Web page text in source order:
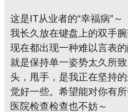
这是IT从业者的“幸福病”～
我长久放在键盘上的双手
现在都出现一种难以言表
就是保持单一姿势太久所
头，甩手，是我正在坚持
觉好一些。希望能对你有
医院检查检查也不妨～